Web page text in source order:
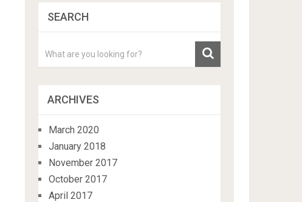
SEARCH
ARCHIVES
March 2020
January 2018
November 2017
October 2017
April 2017